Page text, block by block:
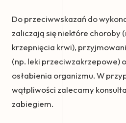
Do przeciwwskazań do
zaliczają się niektóre choroby
krzepnięcia krwi),
(np. leki przeciwzakrzepowe)
osłabienia organizmu. W
wątpliwości zalecamy
zabiegiem.